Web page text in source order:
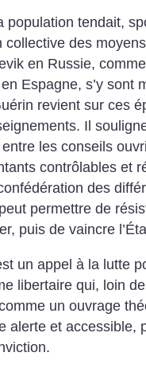
population tendait,
collective des
en Russie,
Espagne, s’y sont
revient sur ces
Il
les conseils
contrôlables et
des
permettre de
puis de vaincre
un appel à la lutte
libertaire qui, loin
un ouvrage
alerte et accessible,